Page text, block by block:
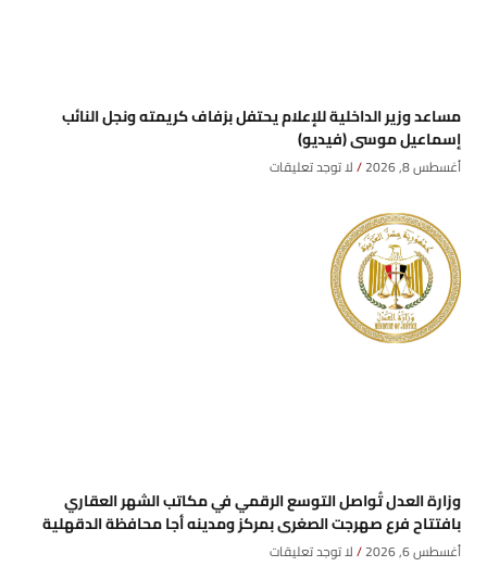
مساعد وزير الداخلية للإعلام يحتفل بزفاف كريمته ونجل النائب
إسماعيل موسى (فيديو)
أغسطس 8, 2026 لا توجد تعليقات
وزارة العدل تُواصل التوسع الرقمي في مكاتب الشهر العقاري
بافتتاح فرع صهرجت الصغرى بمركز ومدينه أجا محافظة الدقهلية
أغسطس 6, 2026 لا توجد تعليقات